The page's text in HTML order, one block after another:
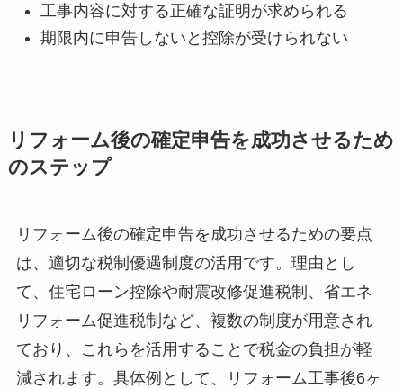
工事内容に対する正確な証明が求められる
期限内に申告しないと控除が受けられない
リフォーム後の確定申告を成功させるため
のステップ
リフォーム後の確定申告を成功させるための要点
は、適切な税制優遇制度の活用です。理由とし
て、住宅ローン控除や耐震改修促進税制、省エネ
リフォーム促進税制など、複数の制度が用意され
ており、これらを活用することで税金の負担が軽
減されます。具体例として、リフォーム工事後6ヶ